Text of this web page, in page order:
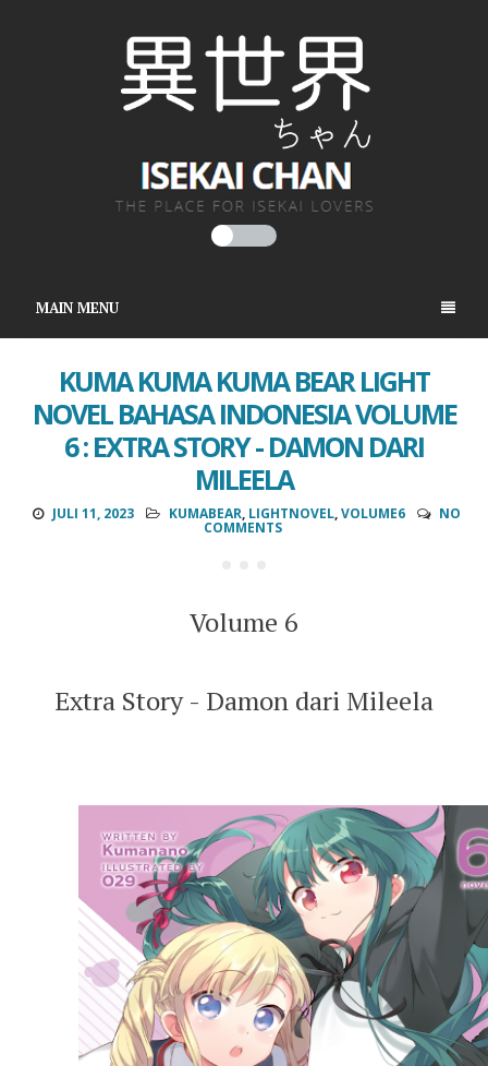
MAIN MENU
KUMA KUMA KUMA BEAR LIGHT
NOVEL BAHASA INDONESIA VOLUME
6 : EXTRA STORY - DAMON DARI
MILEELA
JULI 11, 2023 KUMABEAR, LIGHTNOVEL,VOLUME6 NO
COMMENTS
Volume 6
Extra Story - Damon dari Mileela